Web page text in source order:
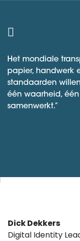
Het mondiale
papier, handwerk
standaarden
één waarheid,
samenwerkt.”
Dick Dekkers
Digital Identity